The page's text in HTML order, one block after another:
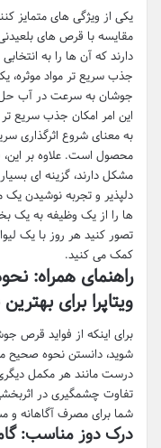
یکی از ویژگی های متمایز
مقایسه با قرص های
دارند که آن ها را به
جذب سریع تر مواد موثره،
جوشان به سرعت در آب حل
این امر امکان جذب سریع
به معنای شروع اثرگذاری
محصول است. علاوه بر این،
مشکل دارند، گزینه ای
دلپذیر و تجربه نوشیدن
ها را از یک وظیفه به یک
تصور کنید هر روز با یک
کمک می کنید.
راهنمای همراه:
ویتاپرا برای
برای اینکه از فواید قرص
شوید، دانستن نحوه صحیح
درست مانند هر مکمل
تفاوت چشمگیری در
شما برای مصرف آگاهانه و
درک دوز مناسب: